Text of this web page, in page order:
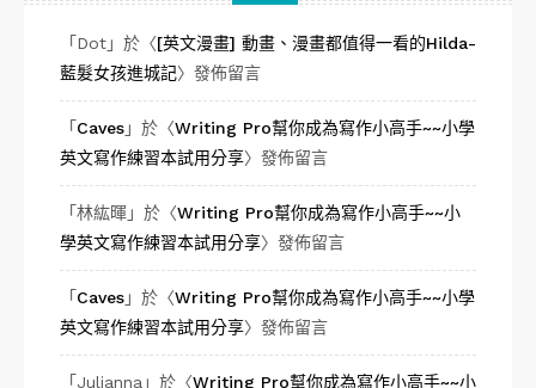
「 Dot」於〈[英文漫畫] 動畫、漫畫都值得一看的Hilda-
藍髮女孩進城記〉發佈留言
「 Caves」於〈Writing Pro幫你成為寫作小高手~~小學
英文寫作練習本試用分享〉發佈留言
「林紘暉」於〈Writing Pro幫你成為寫作小高手~~小
學英文寫作練習本試用分享〉發佈留言
「 Caves」於〈Writing Pro幫你成為寫作小高手~~小學
英文寫作練習本試用分享〉發佈留言
「 Julianna」於〈Writing Pro幫你成為寫作小高手~~小